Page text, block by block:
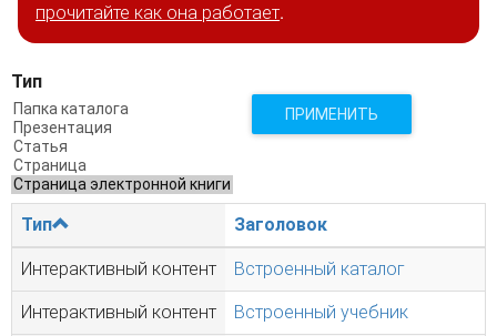
прочитайте как она работает.
Тип
ПРИМЕНИТЬ
Тип Заголовок
Интерактивный контент Встроенный каталог
Интерактивный контент Встроенный учебник